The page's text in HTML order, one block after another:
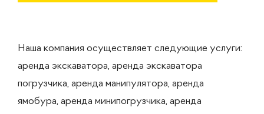
Наша компания осуществляет следующие услуги:
аренда экскаватора, аренда экскаватора
погрузчика, аренда манипулятора, аренда
ямобура, аренда минипогрузчика, аренда